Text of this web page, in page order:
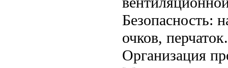
Безопасность:
очков, перчаток.
Организация